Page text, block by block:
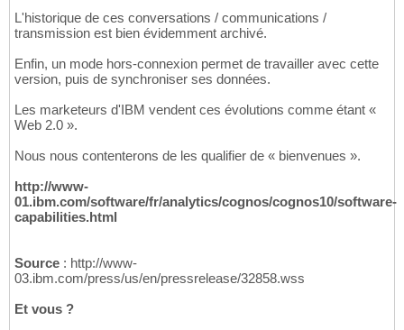
L'historique de ces conversations / communications /
transmission est bien évidemment archivé.
Enfin, un mode hors-connexion permet de travailler avec cette
version, puis de synchroniser ses données.
Les marketeurs d'IBM vendent ces évolutions comme étant «
Web 2.0 ».
Nous nous contenterons de les qualifier de « bienvenues ».
http://www-
01.ibm.com/software/fr/analytics/cognos/cognos10/software-
capabilities.html
Source : http://www-
03.ibm.com/press/us/en/pressrelease/32858.wss
Et vous ?